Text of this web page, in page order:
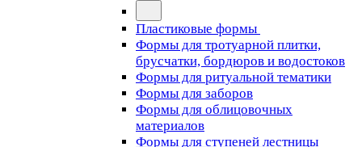
Пластиковые формы
Формы для тротуарной плитки,
брусчатки, бордюров и водостоков
Формы для ритуальной тематики
Формы для заборов
Формы для облицовочных
материалов
Формы для ступеней лестницы